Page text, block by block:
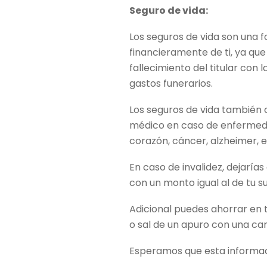
Seguro de vida:
Los seguros de vida son
financieramente de ti, ya
fallecimiento del titular con
gastos funerarios.
Los seguros de vida
médico en caso de
corazón, cáncer, alzheimer,
En caso de invalidez,
con un monto igual al de tu
Adicional puedes ahorrar
o sal de un apuro con una
Esperamos que esta